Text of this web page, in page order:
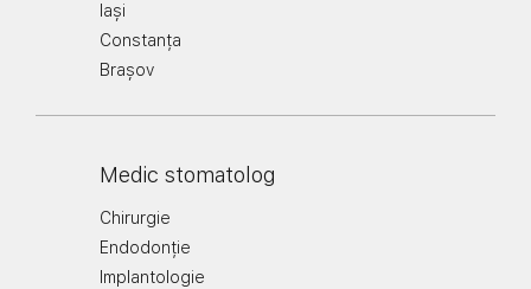
Iași
Constanța
Brașov
Medic stomatolog
Chirurgie
Endodonție
Implantologie